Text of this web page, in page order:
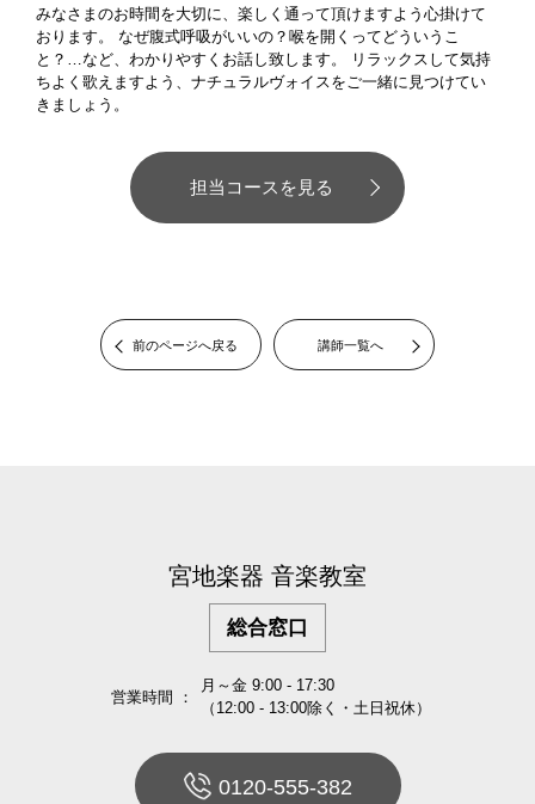
みなさまのお時間を大切に、楽しく通って頂けますよう心掛けて
おります。 なぜ腹式呼吸がいいの？喉を開くってどういうこ
と？…など、わかりやすくお話し致します。 リラックスして気持
ちよく歌えますよう、ナチュラルヴォイスをご一緒に見つけてい
きましょう。
担当コースを見る
前のページへ戻る 講師一覧へ
宮地楽器 音楽教室
総合窓口
営業時間 ：
月～金 9:00 - 17:30
（12:00 - 13:00除く・土日祝休）
0120-555-382